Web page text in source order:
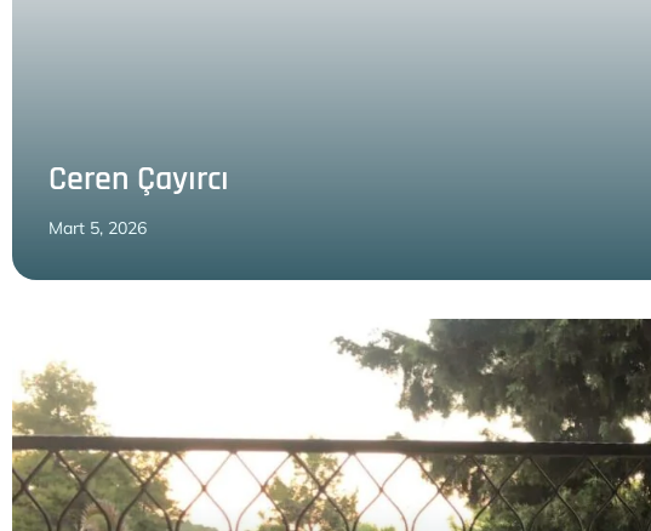
Ceren Çayırcı
Mart 5, 2026